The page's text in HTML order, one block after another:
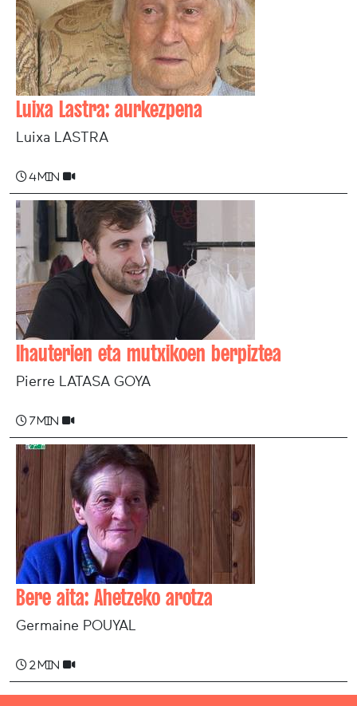
Luixa Lastra: aurkezpena
Luixa LASTRA
4 min
Ihauterien eta mutxikoen berpiztea
Pierre LATASA GOYA
7 min
Bere aita: Ahetzeko arotza
Germaine POUYAL
2 min